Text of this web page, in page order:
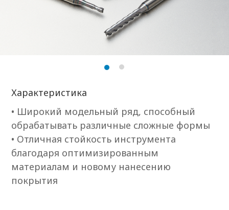
Характеристика
• Широкий модельный ряд, способный
обрабатывать различные сложные формы
• Отличная стойкость инструмента
благодаря оптимизированным
материалам и новому нанесению
покрытия